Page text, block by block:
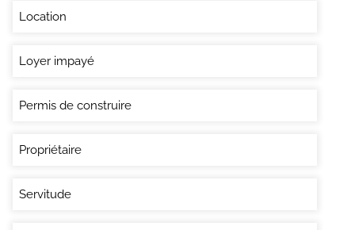
Location
Loyer impayé
Permis de construire
Propriétaire
Servitude